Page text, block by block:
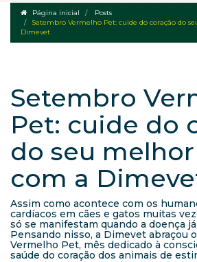
Página inicial
Posts
Setembro Vermelho Pet: cuide do coração do
Dimevet
Setembro
Pet: cuide do
do seu
com a
Assim como acontece com os
cardíacos em cães e gatos muitas
só se manifestam quando a doença
Pensando nisso, a Dimevet abraçou
Vermelho Pet, mês dedicado à
saúde do coração dos animais de